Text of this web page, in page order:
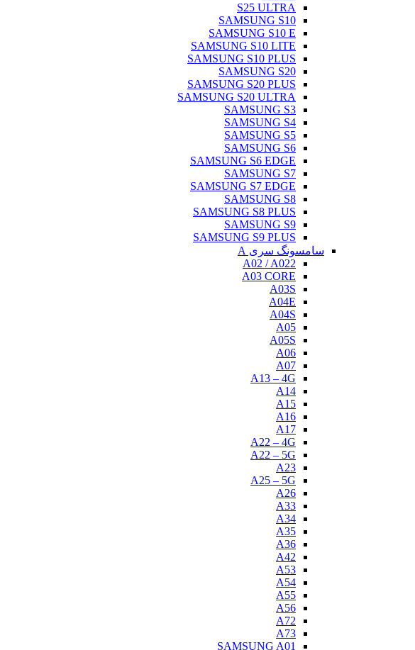
S25 ULTRA
SAMSUNG S10
SAMSUNG S10 E
SAMSUNG S10 LITE
SAMSUNG S10 PLUS
SAMSUNG S20
SAMSUNG S20 PLUS
SAMSUNG S20 ULTRA
SAMSUNG S3
SAMSUNG S4
SAMSUNG S5
SAMSUNG S6
SAMSUNG S6 EDGE
SAMSUNG S7
SAMSUNG S7 EDGE
SAMSUNG S8
SAMSUNG S8 PLUS
SAMSUNG S9
SAMSUNG S9 PLUS
سامسونگ سری A
A02 / A022
A03 CORE
A03S
A04E
A04S
A05
A05S
A06
A07
A13 – 4G
A14
A15
A16
A17
A22 – 4G
A22 – 5G
A23
A25 – 5G
A26
A33
A34
A35
A36
A42
A53
A54
A55
A56
A72
A73
SAMSUNG A01